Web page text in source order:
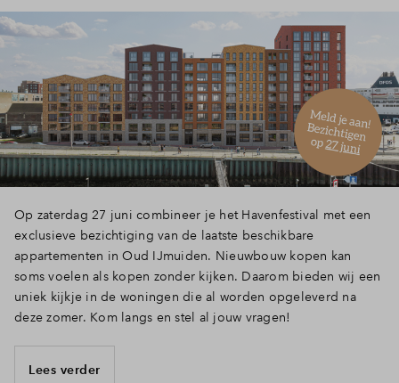
Op zaterdag 27 juni combineer je het Havenfestival met een
exclusieve bezichtiging van de laatste beschikbare
appartementen in Oud IJmuiden. Nieuwbouw kopen kan
soms voelen als kopen zonder kijken. Daarom bieden wij een
uniek kijkje in de woningen die al worden opgeleverd na
deze zomer. Kom langs en stel al jouw vragen!
Lees verder